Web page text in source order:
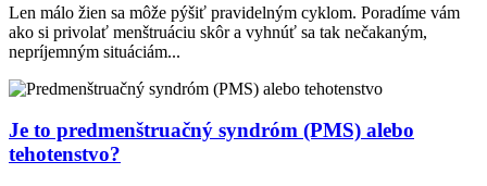
Len málo žien sa môže pýšiť pravidelným cyklom. Poradíme vám
ako si privolať menštruáciu skôr a vyhnúť sa tak nečakaným,
nepríjemným situáciám...
Je to predmenštruačný syndróm (PMS) alebo
tehotenstvo?